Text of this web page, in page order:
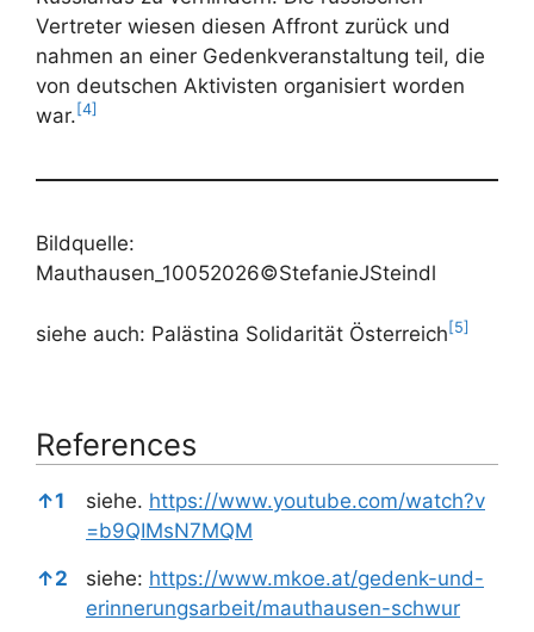
Vertreter wiesen diesen Affront zurück und
nahmen an einer Gedenkveranstaltung teil, die
von deutschen Aktivisten organisiert worden
war. [4]
Bildquelle:
Mauthausen_10052026©StefanieJSteindl
siehe auch: Palästina Solidarität Österreich[5]
References
References
↑1 siehe. https://www.youtube.com/watch?v
=b9QIMsN7MQM
↑2 siehe: https://www.mkoe.at/gedenk-und-
erinnerungsarbeit/mauthausen-schwur